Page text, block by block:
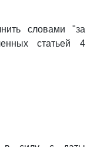
словами "за
статьей 4